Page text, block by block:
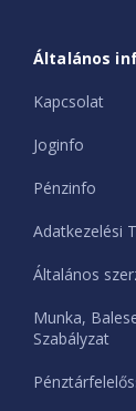
Általános
Kapcsolat
Joginfo
Pénzinfo
Adatkezelési
Általános
Munka,
Szabályzat